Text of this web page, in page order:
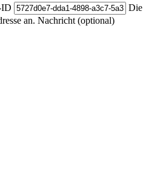
ID
Die
an. Nachricht (optional)